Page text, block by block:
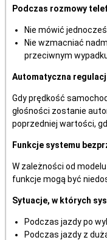
Podczas rozmowy
Nie mówić
Nie wzmacniać
przeciwnym
Automatyczna
Gdy prędkość
głośności zostanie
poprzedniej wartości,
Funkcje systemu
W zależności od
funkcje mogą być
Sytuacje, w których
Podczas jazdy po
Podczas jazdy z